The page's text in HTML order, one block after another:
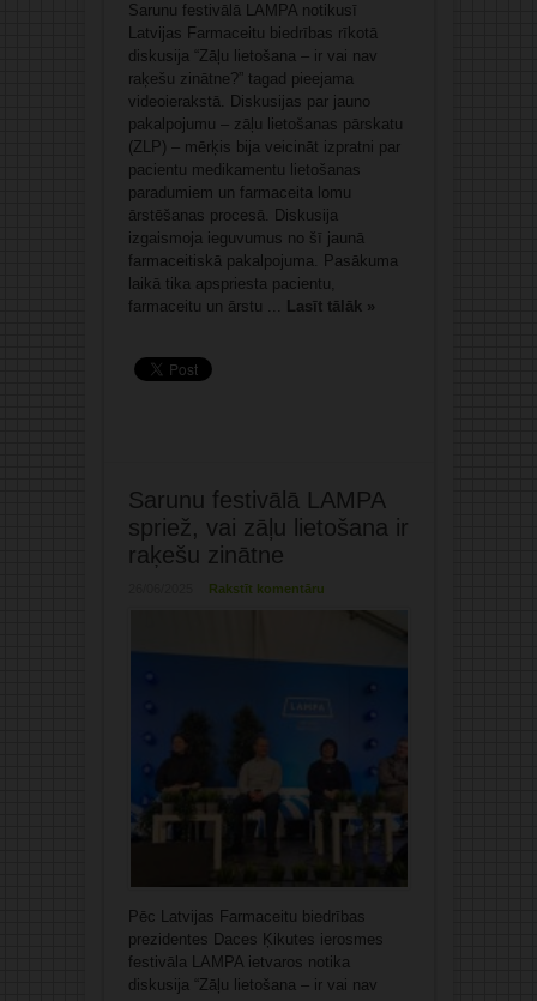
Sarunu festivālā LAMPA notikusī
Latvijas Farmaceitu biedrības rīkotā
diskusija “Zāļu lietošana – ir vai nav
raķešu zinātne?” tagad pieejama
videoierakstā. Diskusijas par jauno
pakalpojumu – zāļu lietošanas pārskatu
(ZLP) – mērķis bija veicināt izpratni par
pacientu medikamentu lietošanas
paradumiem un farmaceita lomu
ārstēšanas procesā. Diskusija
izgaismoja ieguvumus no šī jaunā
farmaceitiskā pakalpojuma. Pasākuma
laikā tika apspriesta pacientu,
farmaceitu un ārstu ... Lasīt tālāk »
Sarunu festivālā LAMPA
spriež, vai zāļu lietošana ir
raķešu zinātne
Rakstīt komentāru
Pēc Latvijas Farmaceitu biedrības
prezidentes Daces Ķikutes ierosmes
festivāla LAMPA ietvaros notika
diskusija “Zāļu lietošana – ir vai nav